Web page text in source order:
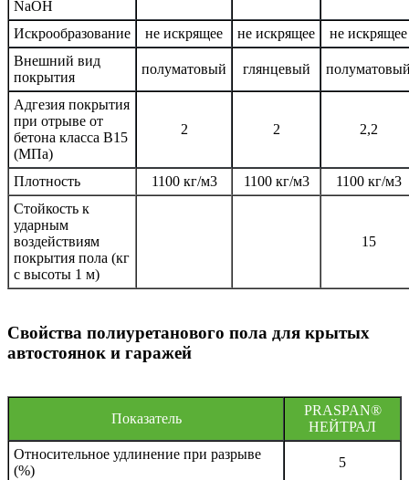
NaOH
Искрообразование не искрящее не искрящее
не искрящее
Внешний вид
покрытия
полуматовый глянцевый
Адгезия покрытия
при отрыве от
бетона класса В15
(МПа)
2 2 2,2
Плотность 1100 кг/м3 1100 кг/м3
1100 кг/м3
Стойкость к
ударным
воздействиям
покрытия пола (кг
с высоты 1 м)
15
Свойства полиуретанового пола для крытых
автостоянок и гаражей
Показатель
PRASPAN®
НЕЙТРАЛ
Относительное удлинение при разрыве
(%)
5